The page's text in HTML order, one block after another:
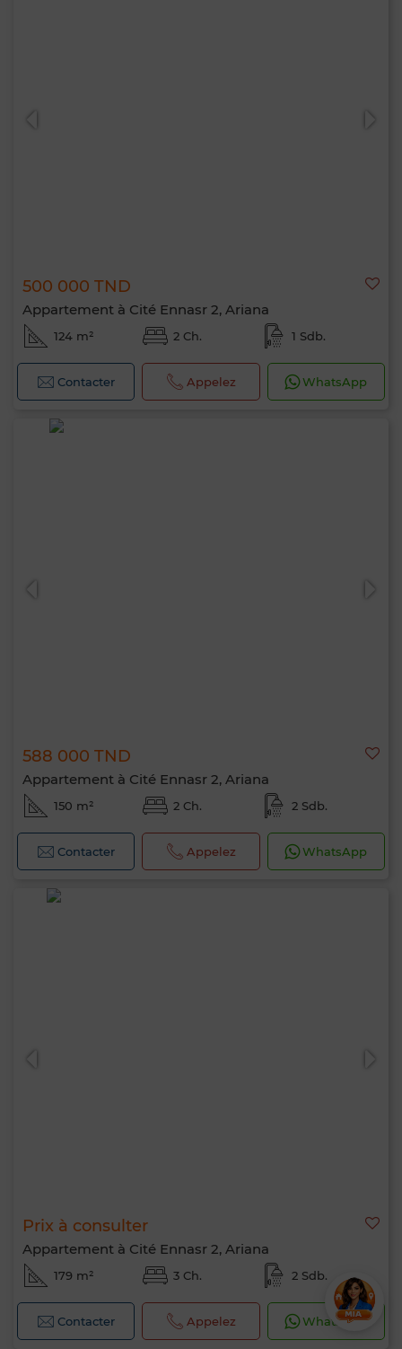
500 000 TND
Appartement à Cité Ennasr 2, Ariana
124 m² 2 Ch. 1 Sdb.
Contacter Appelez WhatsApp
588 000 TND
Appartement à Cité Ennasr 2, Ariana
150 m² 2 Ch. 2 Sdb.
Contacter Appelez WhatsApp
Prix à consulter
Appartement à Cité Ennasr 2, Ariana
179 m² 3 Ch. 2 Sdb.
Contacter Appelez WhatsApp